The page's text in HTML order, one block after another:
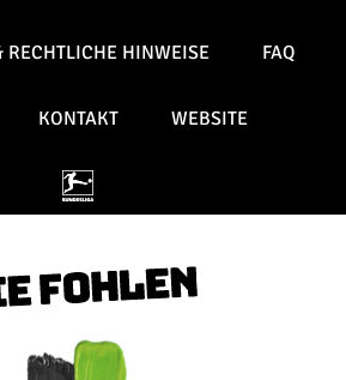
RECHTLICHE HINWEISE FAQ
KONTAKT WEBSITE